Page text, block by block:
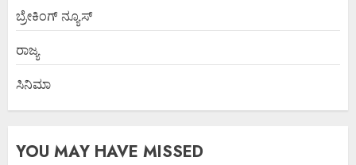
ಬ್ರೇಕಿಂಗ್ ನ್ಯೂಸ್
ರಾಜ್ಯ
ಸಿನಿಮಾ
YOU MAY HAVE MISSED